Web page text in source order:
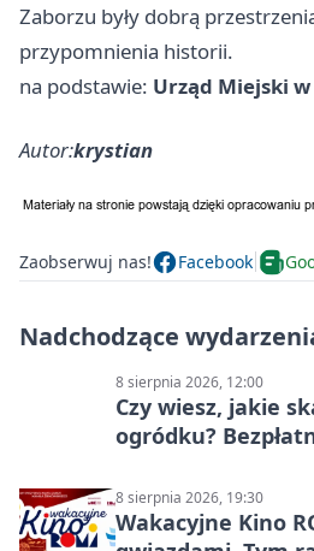
Zaborzu były dobrą
przypomnienia historii.
na podstawie: Urząd Miejski
Autor:krystian
Zaobserwuj nas! Facebook
Nadchodzące
8 sierpnia 2026, 12:00
Czy wiesz, jakie
ogródku?
8 sierpnia 2026, 19:30
Wakacyjne Kino